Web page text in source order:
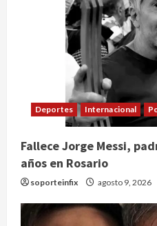
Deportes Internacional
Fallece Jorge Messi,
años en Rosario
soporteinfix agosto 9, 2026